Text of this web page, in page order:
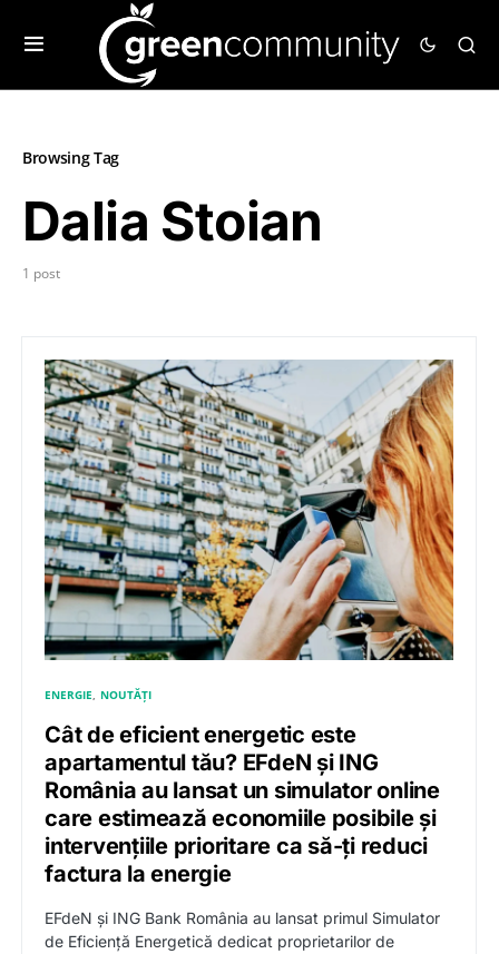
Browsing Tag
Dalia Stoian
1 post
ENERGIE NOUTĂȚI
Cât de eficient energetic este
apartamentul tău? EFdeN și ING
România au lansat un simulator online
care estimează economiile posibile și
intervențiile prioritare ca să-ți reduci
factura la energie
EFdeN și ING Bank România au lansat primul Simulator
de Eficiență Energetică dedicat proprietarilor de